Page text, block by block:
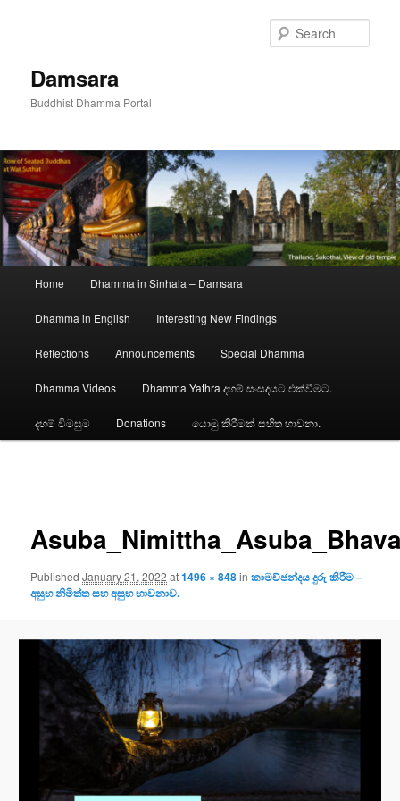
Damsara
Buddhist Dhamma Portal
Home Dhamma in Sinhala – Damsara
Dhamma in English Interesting New Findings
Reflections Announcements Special Dhamma
Dhamma Videos Dhamma Yathra දහම් සංසදයට එක්වීමට.
දහම් විමසුම Donations යොමු කිරීමක් සහිත භාවනා.
PublishedJanuary 21, 2022 at1496 × 848inකාමච්ඡන්දය දුරු කිරීම –
අසුභ නිමිත්ත සහ අසුභ භාවනාව.